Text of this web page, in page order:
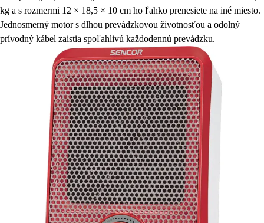
kg a s rozmermi 12 × 18,5 × 10 cm ho ľahko prenesiete na iné miesto.
Jednosmerný motor s dlhou prevádzkovou životnosťou a odolný
prívodný kábel zaistia spoľahlivú každodennú prevádzku.